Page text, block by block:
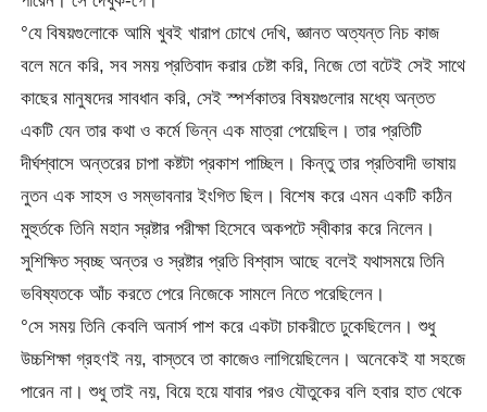
°যে বিষয়গুলোকে আমি খুবই খারাপ চোখে দেখি, জ্ঞানত অত্যন্ত নিচ কাজ
বলে মনে করি, সব সময় প্রতিবাদ করার চেষ্টা করি, নিজে তো বটেই সেই সাথে
কাছের মানুষদের সাবধান করি, সেই স্পর্শকাতর বিষয়গুলোর মধ্যে অন্তত
একটি যেন তার কথা ও কর্মে ভিন্ন এক মাত্রা পেয়েছিল। তার প্রতিটি
দীর্ঘশ্বাসে অন্তরের চাপা কষ্টটা প্রকাশ পাচ্ছিল। কিন্তু তার প্রতিবাদী ভাষায়
নুতন এক সাহস ও সম্ভাবনার ইংগিত ছিল। বিশেষ করে এমন একটি কঠিন
মুহুর্তকে তিনি মহান স্রষ্টার পরীক্ষা হিসেবে অকপটে স্বীকার করে নিলেন।
সুশিক্ষিত স্বচ্ছ অন্তর ও স্রষ্টার প্রতি বিশ্বাস আছে বলেই যথাসময়ে তিনি
ভবিষ্যতকে আঁচ করতে পেরে নিজেকে সামলে নিতে পরেছিলেন।
°সে সময় তিনি কেবলি অনার্স পাশ করে একটা চাকরীতে ঢুকেছিলেন। শুধু
উচ্চশিক্ষা গ্রহণই নয়, বাস্তবে তা কাজেও লাগিয়েছিলেন। অনেকেই যা সহজে
পারেন না। শুধু তাই নয়, বিয়ে হয়ে যাবার পরও যৌতুকের বলি হবার হাত থেকে